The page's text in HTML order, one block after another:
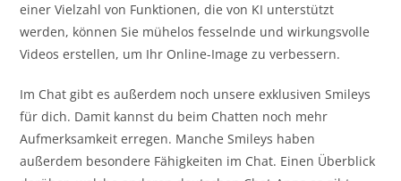
einer Vielzahl von Funktionen, die von KI unterstützt
werden, können Sie mühelos fesselnde und wirkungsvolle
Videos erstellen, um Ihr Online-Image zu verbessern.
Im Chat gibt es außerdem noch unsere exklusiven Smileys
für dich. Damit kannst du beim Chatten noch mehr
Aufmerksamkeit erregen. Manche Smileys haben
außerdem besondere Fähigkeiten im Chat. Einen Überblick